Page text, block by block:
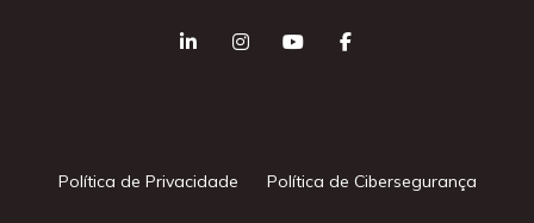
Política de Privacidade Política de Cibersegurança